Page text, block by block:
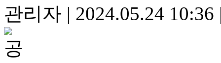
관리자 | 2024.05.24 10:36